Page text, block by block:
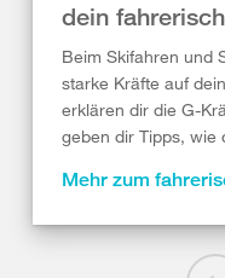
dein
Beim Skifahren und
starke Kräfte auf
erklären dir die G-
geben dir Tipps, wie
Mehr zum